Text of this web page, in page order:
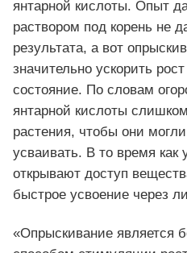
янтарной кислоты. Опыт
раствором под корень не
результата, а вот
значительно ускорить
состояние. По словам
янтарной кислоты
растения, чтобы они
усваивать. В то время как
открывают доступ
быстрое усвоение через
«Опрыскивание является